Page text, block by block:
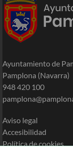
Ayuntamiento de
Pamplona (Navarra)
948 420 100
Aviso legal
Accesibilidad
Política de cookies